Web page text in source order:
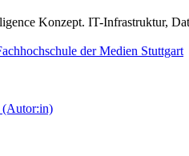
Konzept. IT-Infrastruktur,
der Medien Stuttgart